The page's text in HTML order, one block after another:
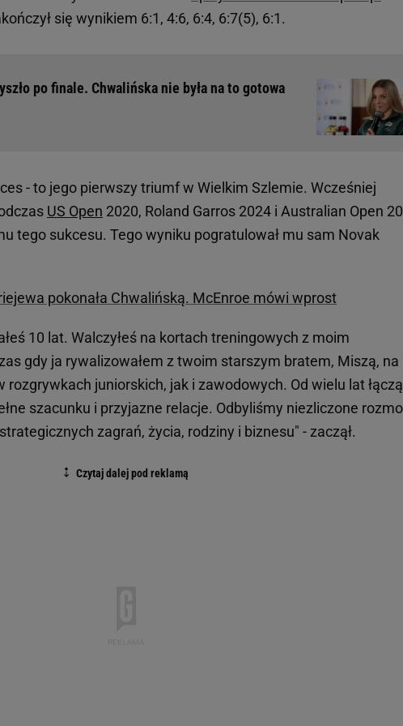
się wynikiem 6:1, 4:6, 6:4, 6:7(5), 6:1.
po finale. Chwalińska nie była na to gotowa
- to jego pierwszy triumf w Wielkim Szlemie. Wcześniej
US Open 2020, Roland Garros 2024 i Australian Open
tego sukcesu. Tego wyniku pogratulował mu sam Novak
pokonała Chwalińską. McEnroe mówi wprost
10 lat. Walczyłeś na kortach treningowych z moim
gdy ja rywalizowałem z twoim starszym bratem, Miszą, na
juniorskich, jak i zawodowych. Od wielu lat łączą
szacunku i przyjazne relacje. Odbyliśmy niezliczone
zagrań, życia, rodziny i biznesu" - zaczął.